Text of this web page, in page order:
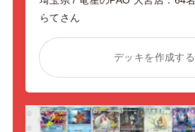
らてさん
デッキを作成する